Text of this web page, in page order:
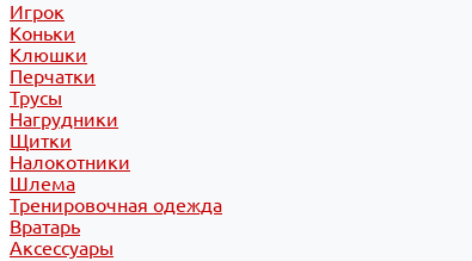
Игрок
Коньки
Клюшки
Перчатки
Трусы
Нагрудники
Щитки
Налокотники
Шлема
Тренировочная одежда
Вратарь
Аксессуары